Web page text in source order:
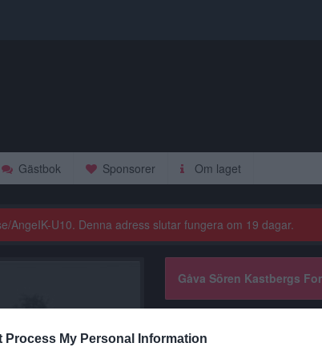
Process My Personal Information
Gästbok Sponsorer Om laget
AngeIK-U10. Denna adress slutar fungera om 19 dagar.
Gåva Sören Kastbergs
På gång